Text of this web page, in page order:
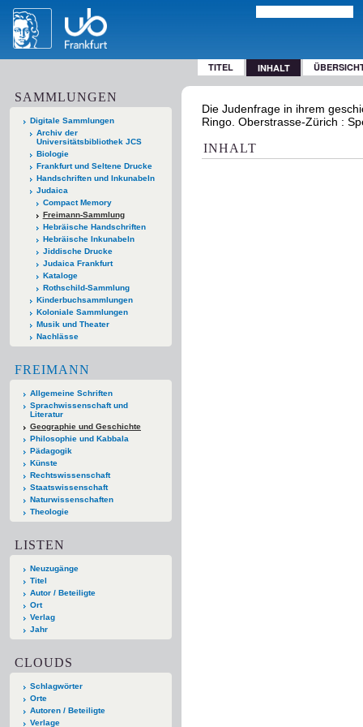
TITEL INHALT
SAMMLUNGEN
Digitale Sammlungen
Archiv der
Universitätsbibliothek JCS
Biologie
Frankfurt und Seltene Drucke
Handschriften und Inkunabeln
Judaica
Compact Memory
Freimann-Sammlung
Hebräische Handschriften
Hebräische Inkunabeln
Jiddische Drucke
Judaica Frankfurt
Kataloge
Rothschild-Sammlung
Kinderbuchsammlungen
Koloniale Sammlungen
Musik und Theater
Nachlässe
FREIMANN
Allgemeine Schriften
Sprachwissenschaft und
Literatur
Geographie und Geschichte
Philosophie und Kabbala
Pädagogik
Künste
Rechtswissenschaft
Staatswissenschaft
Naturwissenschaften
Theologie
LISTEN
Neuzugänge
Titel
Autor / Beteiligte
Ort
Verlag
Jahr
CLOUDS
Schlagwörter
Orte
Autoren / Beteiligte
Verlage
Die Judenfrage in ihrem
Ringo. Oberstrasse-Zürich :
INHALT